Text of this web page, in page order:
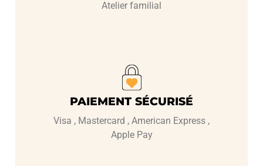
Atelier familial
PAIEMENT SÉCURISÉ
Visa , Mastercard , American Express ,
Apple Pay